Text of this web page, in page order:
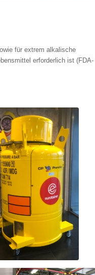
für extrem alkalische
erforderlich ist (FDA-